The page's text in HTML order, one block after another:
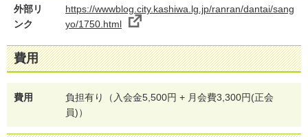
外部リ
ンク
https://wwwblog.city.kashiwa.lg.jp/ranran/dantai/sang
yo/1750.html
費用
費用
負担有り（入会金5,500円 + 月会費3,300円(正会
員)）